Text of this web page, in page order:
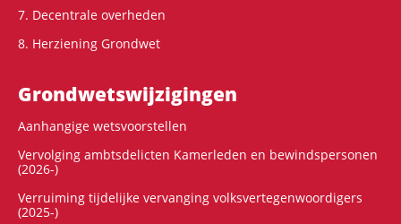
7. Decentrale overheden
8. Herziening Grondwet
Grondwets­wijzigingen
Aanhangige wetsvoorstellen
Vervolging ambtsdelicten Kamerleden en bewindspersonen
(2026-)
Verruiming tijdelijke vervanging volksvertegenwoordigers
(2025-)